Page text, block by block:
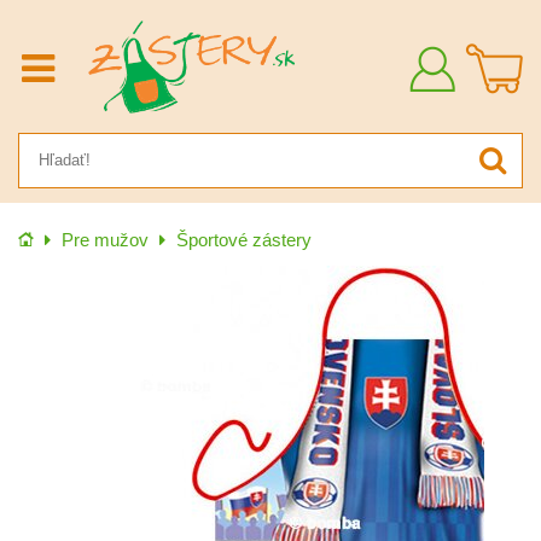
Prihlásiť
Úvod Pre mužov Športové zástery